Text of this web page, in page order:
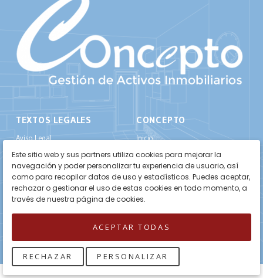
TEXTOS LEGALES
Aviso Legal
Política de Privacidad
Política de Cookies
CONCEPTO
Inicio
Propiedades
Sobre Nosotros
Este sitio web y sus partners utiliza cookies para mejorar la
navegación y poder personalizar tu experiencia de usuario, así
como para recopilar datos de uso y estadísticos. Puedes aceptar,
rechazar o gestionar el uso de estas cookies en todo momento, a
través de nuestra página de cookies.
ACEPTAR TODAS
RECHAZAR PERSONALIZAR